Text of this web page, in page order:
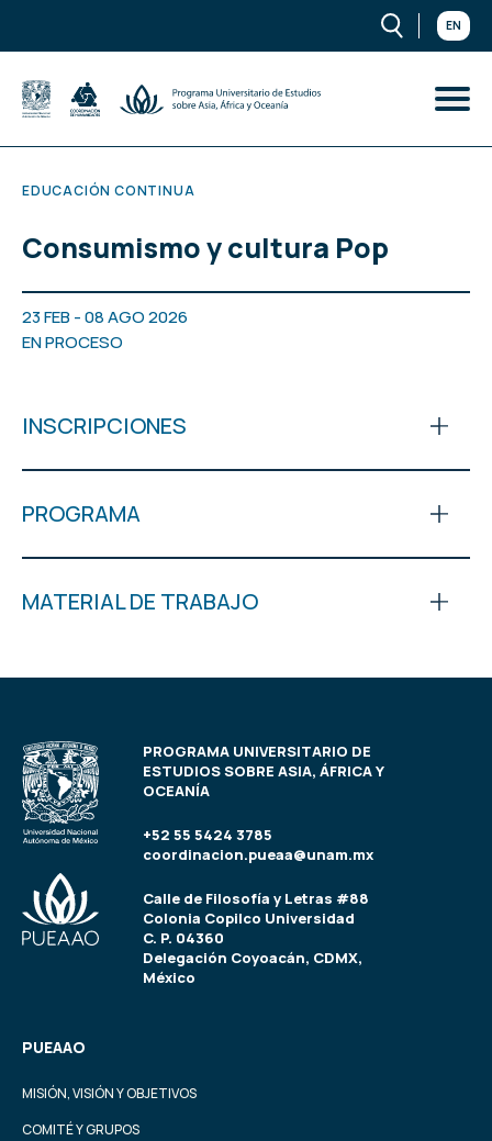
EN
EDUCACIÓN CONTINUA
Consumismo y cultura Pop
23 FEB - 08 AGO 2026
EN PROCESO
INSCRIPCIONES
PROGRAMA
MATERIAL DE TRABAJO
PROGRAMA UNIVERSITARIO DE
ESTUDIOS SOBRE ASIA, ÁFRICA Y
OCEANÍA
+52 55 5424 3785
coordinacion.pueaa@unam.mx
Calle de Filosofía y Letras #88
Colonia Copilco Universidad
C. P. 04360
Delegación Coyoacán, CDMX,
México
PUEAAO
MISIÓN, VISIÓN Y OBJETIVOS
COMITÉ Y GRUPOS